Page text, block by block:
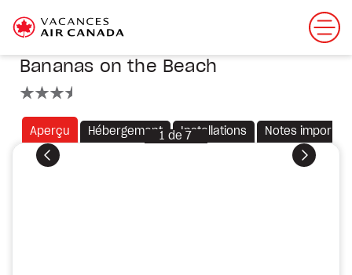
Bananas on the Beach
Aperçu Hébergement Installations Notes
Précédent Suivant
1 de 7